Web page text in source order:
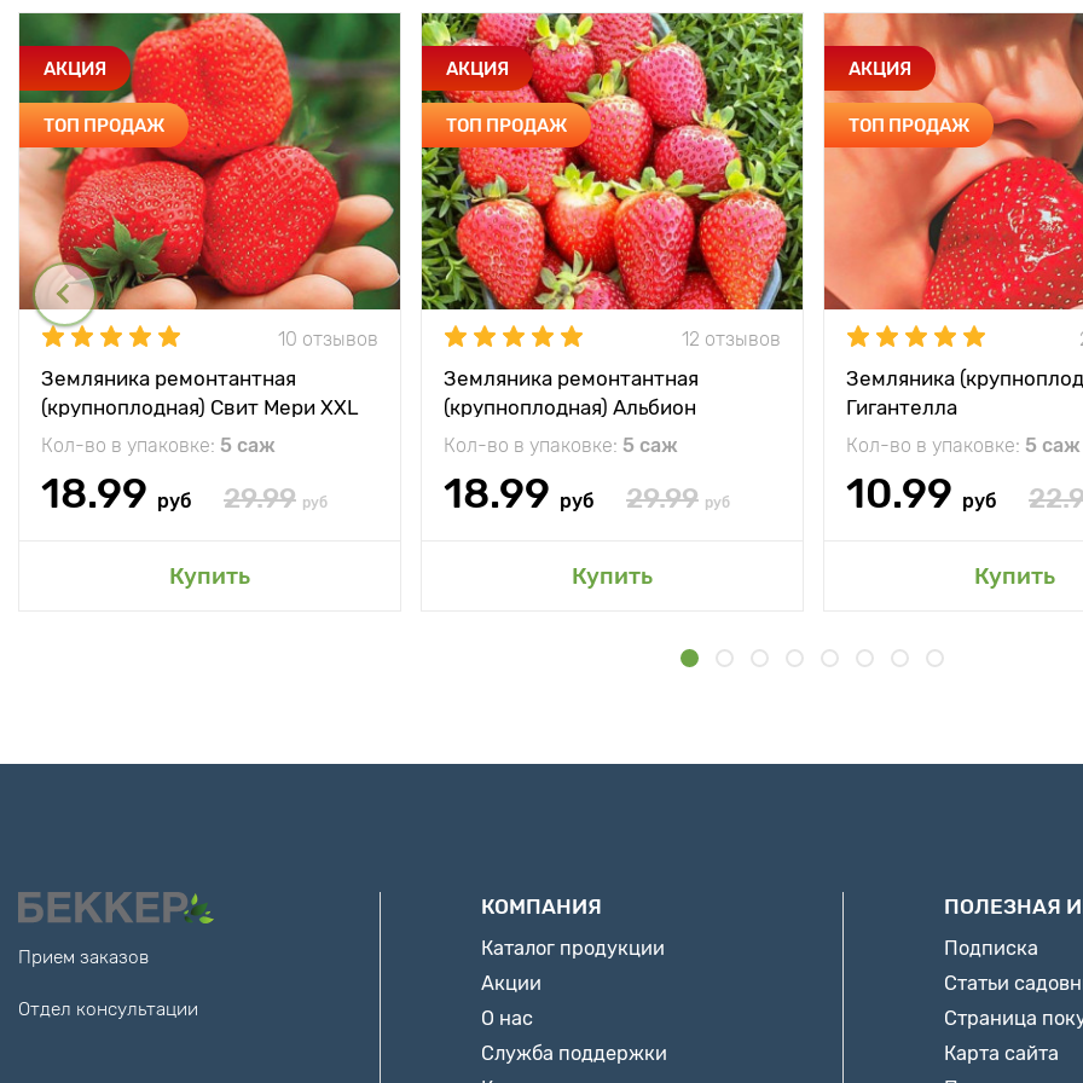
АКЦИЯ
ТОП ПРОДАЖ
10 отзывов
Земляника ремонтантная
(крупноплодная) Свит Мери XXL
Кол-во в упаковке: 5 саж
18.99 руб 29.99 руб
Купить
АКЦИЯ
ТОП ПРОДАЖ
12 отзывов
Земляника ремонтантная
(крупноплодная) Альбион
Кол-во в упаковке: 5 саж
18.99 руб 29.99 руб
Купить
АКЦИЯ
ТОП ПРОДАЖ
Земляника
Гигантелла
Кол-во в упаковке: 5 саж
10.99 руб
Купить
Прием заказов
Отдел консультации
КОМПАНИЯ
Каталог продукции
Акции
О нас
Служба поддержки
ПОЛЕЗНАЯ
Подписка
Статьи
Страница
Карта сайта